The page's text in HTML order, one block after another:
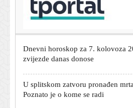
U Italiji upozorenja zbog vrućine,
Rumunjska gase javnu rasvjetu
zvijezde danas donose
Poznato je o kome se radi